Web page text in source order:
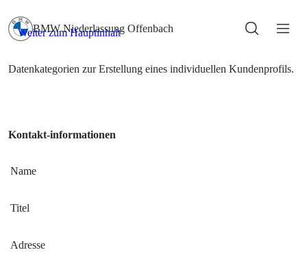
Kontakt-informationen
Name
Titel
Adresse